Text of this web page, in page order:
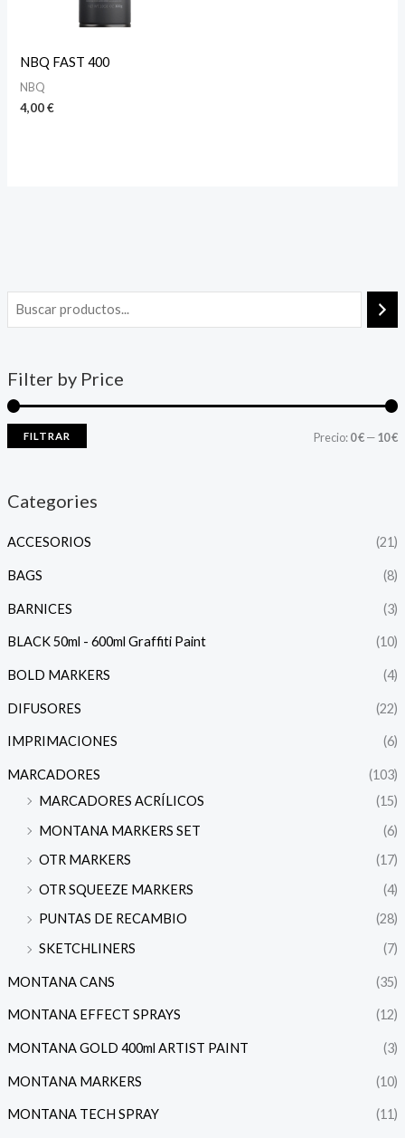
Filter by Price
FILTRAR Precio:0 €—10 €
Categories
ACCESORIOS (21)
BAGS (8)
BARNICES (3)
BLACK 50ml - 600ml Graffiti Paint (10)
BOLD MARKERS (4)
DIFUSORES (22)
IMPRIMACIONES (6)
MARCADORES
(103)
MARCADORES ACRÍLICOS
(15)
MONTANA MARKERS SET
(6)
OTR MARKERS
(17)
OTR SQUEEZE MARKERS
(4)
PUNTAS DE RECAMBIO
(28)
SKETCHLINERS
(7)
MONTANA CANS (35)
MONTANA EFFECT SPRAYS (12)
MONTANA GOLD 400ml ARTIST PAINT (3)
MONTANA MARKERS (10)
MONTANA TECH SPRAY (11)
NBQ FAST 400
NBQ
4,00€